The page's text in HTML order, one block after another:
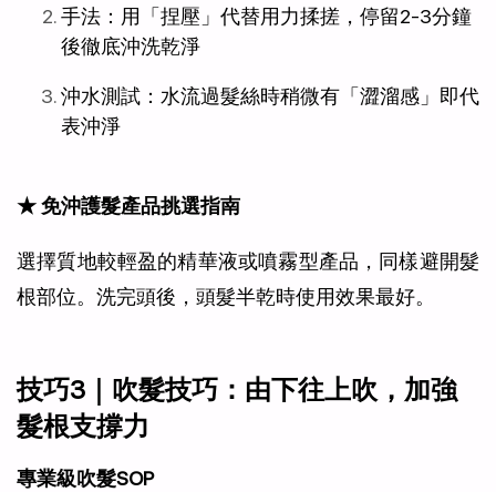
手法：用「捏壓」代替用力揉搓，停留2-3分鐘
後徹底沖洗乾淨
沖水測試：水流過髮絲時稍微有「澀溜感」即代
表沖淨
★ 免沖護髮產品挑選指南
選擇質地較輕盈的精華液或噴霧型產品，同樣避開髮
根部位。洗完頭後，頭髮半乾時使用效果最好。
技巧3｜吹髮技巧：由下往上吹，加強
髮根支撐力
專業級吹髮SOP